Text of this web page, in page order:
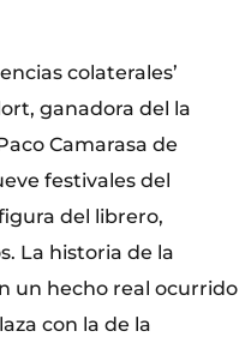
colaterales’
ganadora del la
Camarasa de
festivales del
del librero,
La historia de la
un hecho real ocurrido
con la de la